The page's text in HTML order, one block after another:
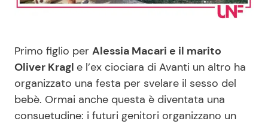
Benessere
Moda e Style
Mondo Mamma
Cucina e Ricette
Dolci
Le Ricette in TV
Primo figlio per Alessia Macari e il marito
Oliver Kragl e l’ex ciociara di Avanti un altro ha
organizzato una festa per svelare il sesso del
bebè. Ormai anche questa è diventata una
consuetudine: i futuri genitori organizzano un